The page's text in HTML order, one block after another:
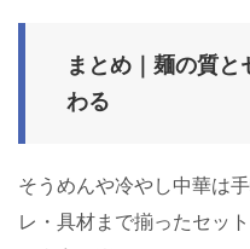
まとめ｜麺の質
わる
そうめんや冷やし中華は
レ・具材まで揃ったセッ